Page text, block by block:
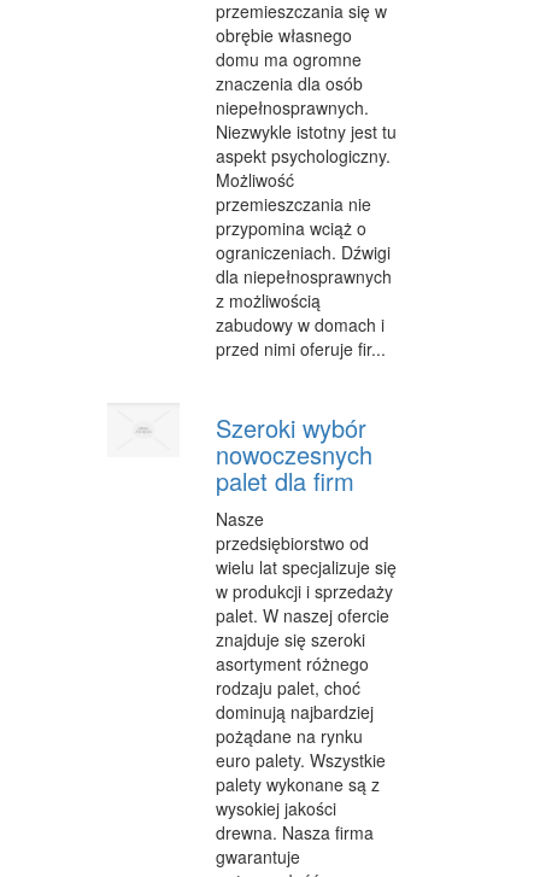
CZĘŚCI SAMOCHODOWE
WYNAJEM
USŁUGI MOTORYZACYJNE
SALONY, KOMISY
E-MARKETING
AGENCJE REKLAMOWE
MATERIAŁY REKLAMOWE
INNE AGENCJE
IMPREZY INTEGRACYJNE
HOBBY
ZAJĘCIA SPORTOWE I REKREACYJNE
FABRYKACJA
INFORMATYCZNE
RESTAURACJE, CATERING
FOTOGRAFIA
ADWOKACI, PORADY PRAWNE
SPRZĄTANIE, PORZĄDKOWANIE
SERWIS
przemieszczania się w
obrębie własnego
domu ma ogromne
znaczenia dla osób
niepełnosprawnych.
Niezwykle istotny jest tu
aspekt psychologiczny.
Możliwość
przemieszczania nie
przypomina wciąż o
ograniczeniach. Dźwigi
dla niepełnosprawnych
z możliwością
zabudowy w domach i
przed nimi oferuje fir...
Szeroki wybór
nowoczesnych
palet dla firm
Nasze
przedsiębiorstwo od
wielu lat specjalizuje się
w produkcji i sprzedaży
palet. W naszej ofercie
znajduje się szeroki
asortyment różnego
rodzaju palet, choć
dominują najbardziej
pożądane na rynku
euro palety. Wszystkie
palety wykonane są z
wysokiej jakości
drewna. Nasza firma
gwarantuje